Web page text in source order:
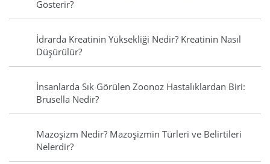
Gösterir?
İdrarda Kreatinin Yüksekliği Nedir? Kreatinin Nasıl
Düşürülür?
İnsanlarda Sık Görülen Zoonoz Hastalıklardan Biri:
Brusella Nedir?
Mazoşizm Nedir? Mazoşizmin Türleri ve Belirtileri
Nelerdir?